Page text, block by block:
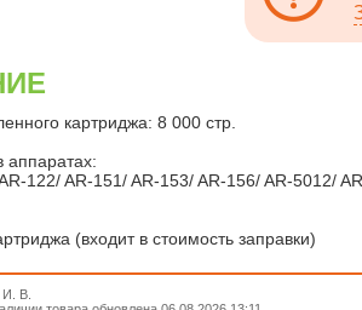
картриджа: 8 000 стр.
аппаратах:
122/ AR-151/ AR-153/ AR-156/ AR-5012/
(входит в стоимость заправки)
В.